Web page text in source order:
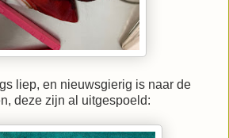
liep, en nieuwsgierig is naar de
deze zijn al uitgespoeld: